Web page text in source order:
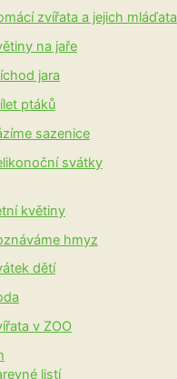
zvířata a jejich mláďata
na jaře
jara
ptáků
sazenice
svátky
květiny
hmyz
dětí
v ZOO
listí